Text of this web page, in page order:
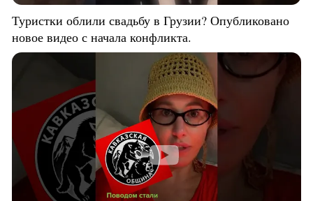
Туристки облили свадьбу в Грузии? Опубликовано
новое видео с начала конфликта.